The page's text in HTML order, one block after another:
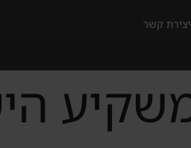
יצירת קשר